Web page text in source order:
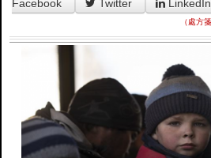
Facebook Twitter LinkedIn
（處方